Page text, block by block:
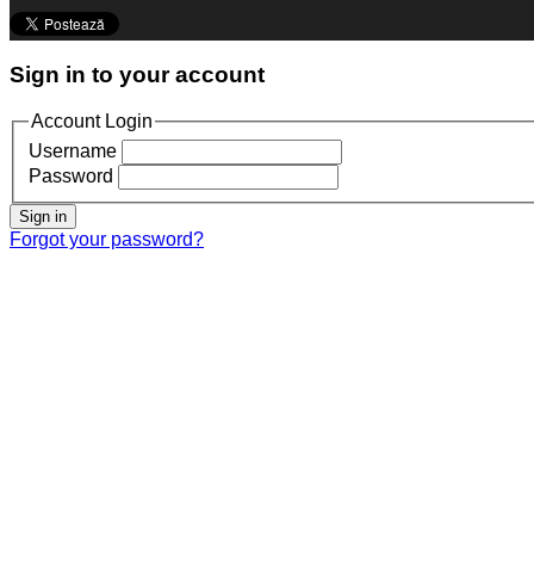
Sign in to your account
Account Login
Username
Password
Sign in
Forgot your password?